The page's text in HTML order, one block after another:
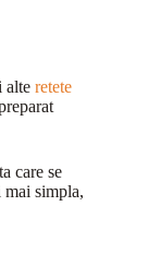
alte retete
care se
mai simpla,